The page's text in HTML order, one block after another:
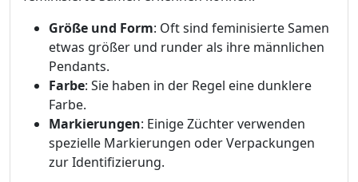
Größe und Form: Oft sind feminisierte Samen
etwas größer und runder als ihre männlichen
Pendants.
Farbe: Sie haben in der Regel eine dunklere
Farbe.
Markierungen: Einige Züchter verwenden
spezielle Markierungen oder Verpackungen
zur Identifizierung.